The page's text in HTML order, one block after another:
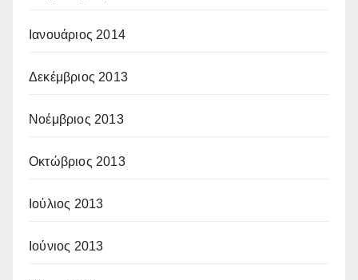
Ιανουάριος 2014
Δεκέμβριος 2013
Νοέμβριος 2013
Οκτώβριος 2013
Ιούλιος 2013
Ιούνιος 2013